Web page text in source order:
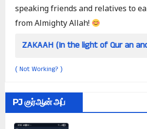
speaking friends and relatives to
from Almighty Allah!
the light of Qur an and Sunnah)
( Not Working? )
PJ குர்ஆன் அப்